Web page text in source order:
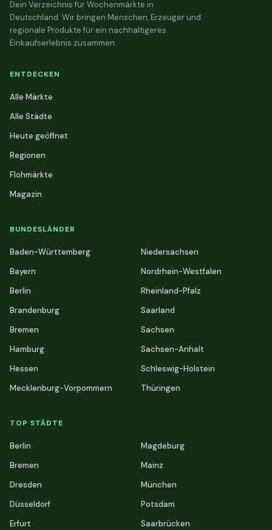
Dein Verzeichnis für Wochenmärkte in
Deutschland. Wir bringen Menschen, Erzeuger und
regionale Produkte für ein nachhaltigeres
Einkaufserlebnis zusammen.
ENTDECKEN
Alle Märkte
Alle Städte
Heute geöffnet
Regionen
Flohmärkte
Magazin
BUNDESLÄNDER
Baden-Württemberg
Bayern
Berlin
Brandenburg
Bremen
Hamburg
Hessen
Mecklenburg-Vorpommern
Niedersachsen
Nordrhein-Westfalen
Rheinland-Pfalz
Saarland
Sachsen
Sachsen-Anhalt
Schleswig-Holstein
Thüringen
TOP STÄDTE
Berlin
Bremen
Dresden
Düsseldorf
Erfurt
Magdeburg
Mainz
München
Potsdam
Saarbrücken